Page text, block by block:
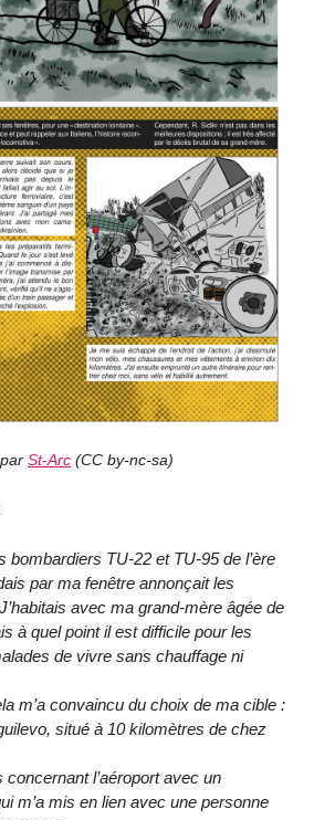
par St-Arc (CC by-nc-sa)
bombardiers TU-22 et TU-95 de l’ère
par ma fenêtre annonçait les
avec ma grand-mère âgée de
à quel point il est difficile pour les
de vivre sans chauffage ni
m’a convaincu du choix de ma cible :
situé à 10 kilomètres de chez
concernant l’aéroport avec un
m’a mis en lien avec une personne